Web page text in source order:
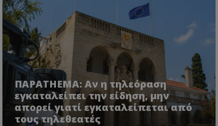
ΠΑΡΑTHEMA: Αν η τηλεόραση
εγκαταλείπει την είδηση, μην
απορεί γιατί εγκαταλείπεται από
τους τηλεθεατές